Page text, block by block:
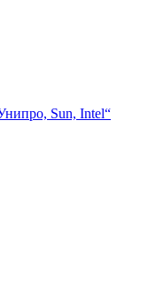
Sun, Intel“